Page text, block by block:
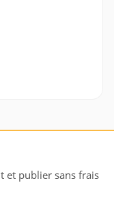
et publier sans frais